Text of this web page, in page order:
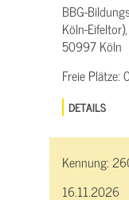
BBG-
Köln-
50997 Köln
Freie Plätze:
DETAILS
Kennung:
16.11.2026